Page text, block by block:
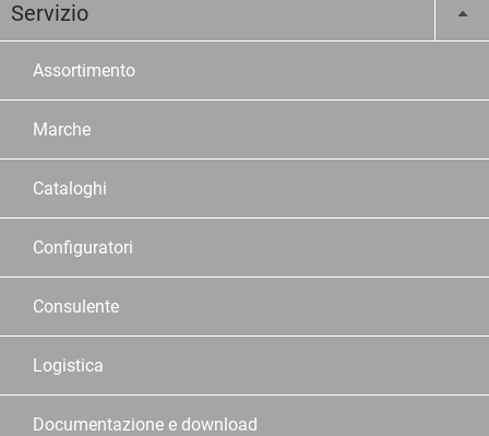
Servizio
Assortimento
Marche
Cataloghi
Configuratori
Consulente
Logistica
Documentazione e download